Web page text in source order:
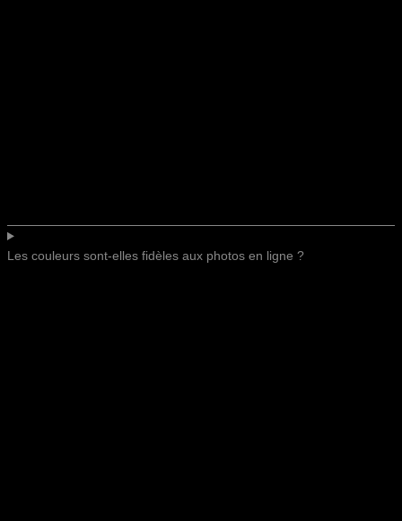
Les couleurs sont-elles fidèles aux photos en ligne ?